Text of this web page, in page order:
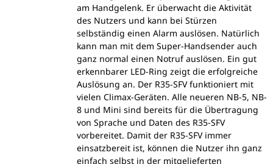
am Handgelenk. Er überwacht die Aktivität
des Nutzers und kann bei Stürzen
selbständig einen Alarm auslösen. Natürlich
kann man mit dem Super-Handsender auch
ganz normal einen Notruf auslösen. Ein gut
erkennbarer LED-Ring zeigt die erfolgreiche
Auslösung an. Der R35-SFV funktioniert mit
vielen Climax-Geräten. Alle neueren NB-5, NB-
8 und Mini sind bereits für die Übertragung
von Sprache und Daten des R35-SFV
vorbereitet. Damit der R35-SFV immer
einsatzbereit ist, können die Nutzer ihn ganz
einfach selbst in der mitgelieferten